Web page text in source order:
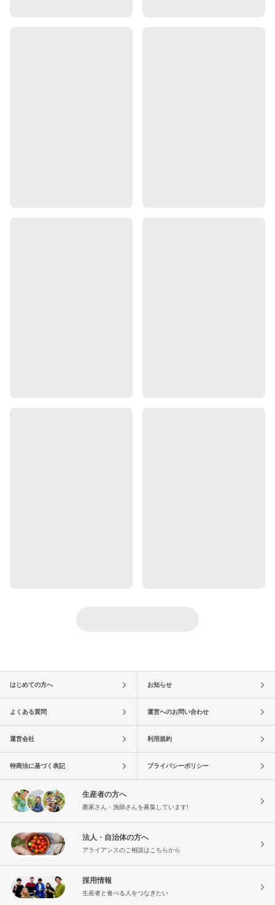
はじめての方へ お知らせ
よくある質問 運営へのお問い合わせ
運営会社 利用規約
特商法に基づく表記 プライバシーポリシー
生産者の方へ
農家さん・漁師さんを募集しています!
法人・自治体の方へ
アライアンスのご相談はこちらから
採用情報
生産者と食べる人をつなぎたい